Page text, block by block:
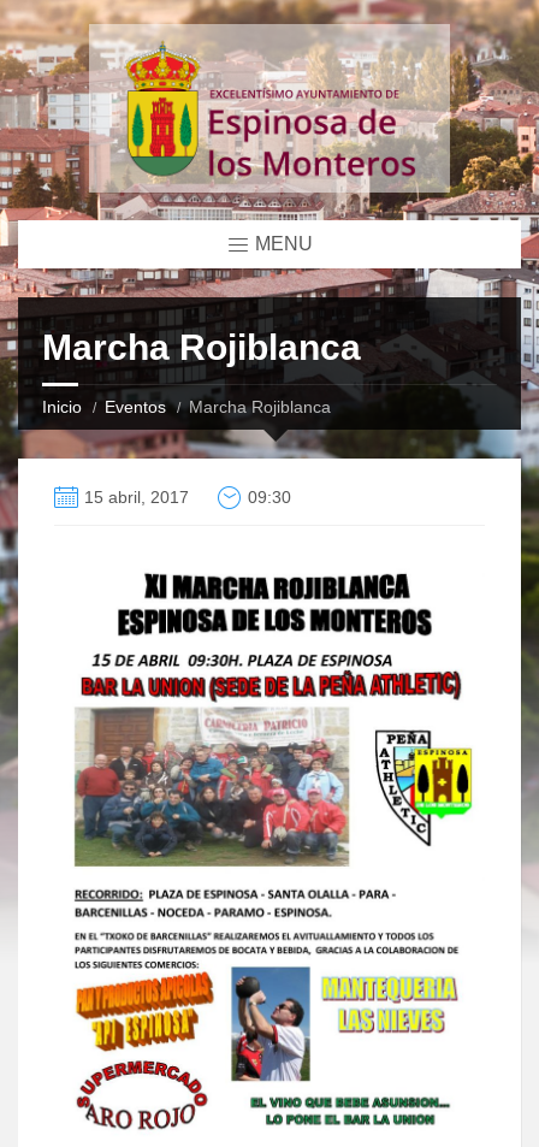
MENU
Marcha Rojiblanca
Inicio Eventos Marcha Rojiblanca
15 abril, 2017 09:30